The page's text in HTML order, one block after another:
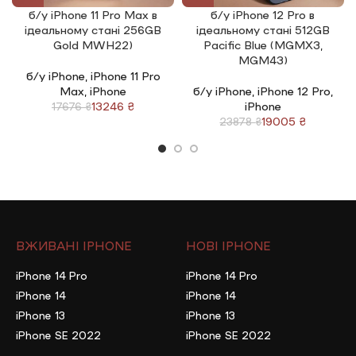
Опрацюємо замовлення менше ніж за 60 хвилин та
здійснимо відправку впродовж 48 годин
Також ви самостійно можете забрати замовлення у нашій
студії «Anika Phone» в м. Чернівці по вул. Небесної Сотні, 17
протягом трьох днів без авансу та протягом 10 днів з
хвилин
У студії «Anika Phone» всі налаштування вашого нового
ґаджету здійснюються безкоштовно. Сюди відносяться:
– перекидування даних зі старого на новий
б/у iPhone 11 Pro Max в
ідеальному стані 256GB
Gold MWH22)
б/у iPhone, iPhone 11 Pro
Max iPhone
17676₴13246 ₴
б/у iPhone 12 Pro в
ідеальному стані 512GB
Pacific Blue (MGMX3,
MGM43)
б/у iPhone, iPhone 12 Pro
iPhone
23878₴19005 ₴
ВЖИВАНІ IPHONE
iPhone 14 Pro
iPhone 14
iPhone 13
iPhone SE 2022
НОВІ IPHONE
iPhone 14 Pro
iPhone 14
iPhone 13
iPhone SE 2022